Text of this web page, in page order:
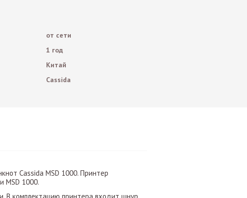
от сети
1 год
Китай
Cassida
Cassida MSD 1000. Принтер
MSD 1000.